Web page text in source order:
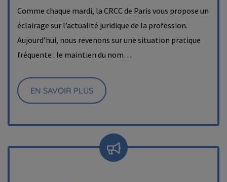
Comme chaque mardi, la CRCC de Paris vous propose un
éclairage sur l’actualité juridique de la profession.
Aujourd’hui, nous revenons sur une situation pratique
fréquente : le maintien du nom…
EN SAVOIR PLUS